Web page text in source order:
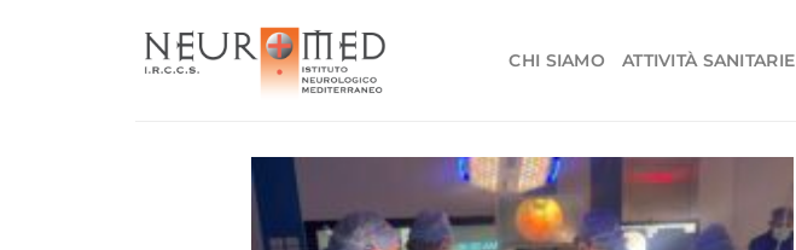
CHI SIAMO ATTIVITÀ SANITARIE